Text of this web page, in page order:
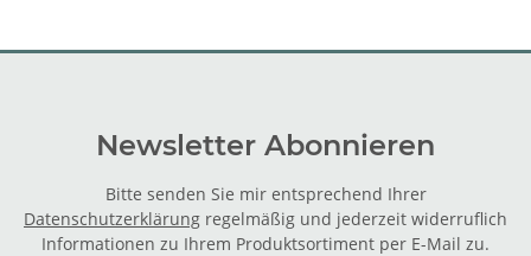
Newsletter Abonnieren
Bitte senden Sie mir entsprechend Ihrer
Datenschutzerklärung regelmäßig und jederzeit widerruflich
Informationen zu Ihrem Produktsortiment per E-Mail zu.